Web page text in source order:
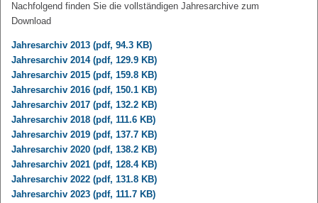
Nachfolgend finden Sie die vollständigen Jahresarchive zum
Download
Jahresarchiv 2013 (pdf, 94.3 KB)
Jahresarchiv 2014 (pdf, 129.9 KB)
Jahresarchiv 2015 (pdf, 159.8 KB)
Jahresarchiv 2016 (pdf, 150.1 KB)
Jahresarchiv 2017 (pdf, 132.2 KB)
Jahresarchiv 2018 (pdf, 111.6 KB)
Jahresarchiv 2019 (pdf, 137.7 KB)
Jahresarchiv 2020 (pdf, 138.2 KB)
Jahresarchiv 2021 (pdf, 128.4 KB)
Jahresarchiv 2022 (pdf, 131.8 KB)
Jahresarchiv 2023 (pdf, 111.7 KB)